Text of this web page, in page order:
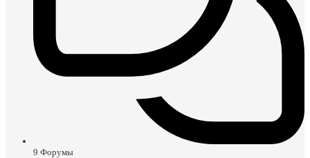
9 Форумы